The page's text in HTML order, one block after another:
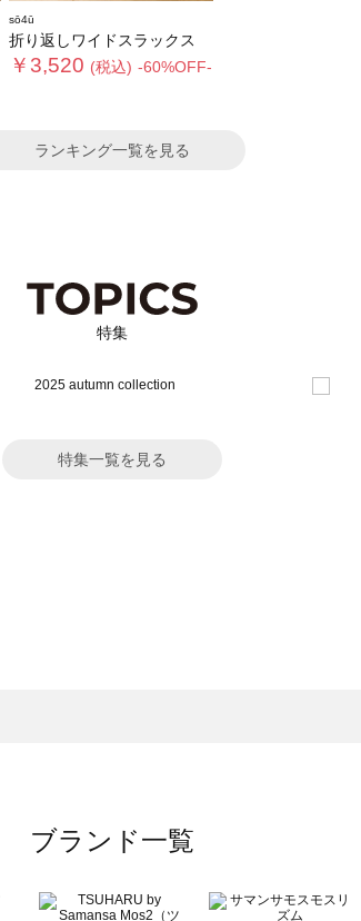
sō4ū
折り返しワイドスラックス
￥3,520 (税込) -60%OFF-
ランキング一覧を見る
特集
特集一覧を見る
ブランド一覧